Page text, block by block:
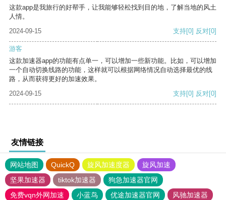
这款app是我旅行的好帮手，让我能够轻松找到目的地，了解当地的风土
人情。
2024-09-15
支持[0] 反对[0]
游客
这款加速器app的功能有点单一，可以增加一些新功能。比如，可以增加
一个自动切换线路的功能，这样就可以根据网络情况自动选择最优的线
路，从而获得更好的加速效果。
2024-09-15
支持[0] 反对[0]
友情链接
网站地图 QuickQ 旋风加速度器
旋风加速
坚果加速器
tiktok加速器
狗急加速器官网
免费vqn外网加速
小蓝鸟 优途加速器官网 风驰加速器